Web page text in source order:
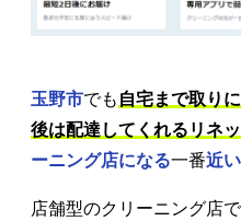
玉野市でも 自宅まで取り
後は配達してくれるリネ
ーニング店になる一番近い
店舗型のクリーニング店